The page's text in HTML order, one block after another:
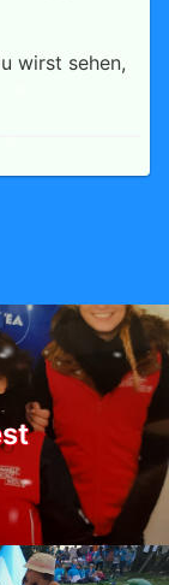
wirst sehen,